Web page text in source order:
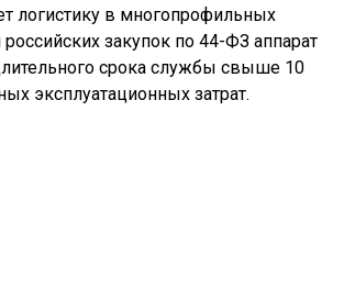
логистику в многопрофильных
закупок по 44-ФЗ аппарат
срока службы свыше 10
эксплуатационных затрат.